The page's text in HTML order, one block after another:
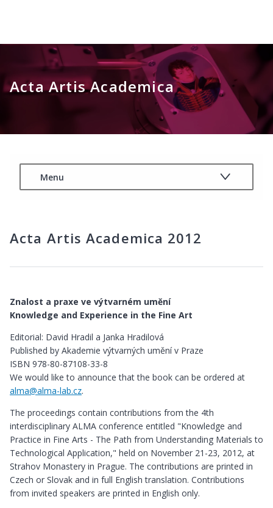
Acta Artis Academica 2012
Znalost a praxe ve výtvarném umění
Knowledge and Experience in the Fine Art
Editorial: David Hradil a Janka Hradilová
Published by Akademie výtvarných umění v Praze
ISBN 978-80-87108-33-8
We would like to announce that the book can be ordered at
alma@alma-lab.cz.
The proceedings contain contributions from the 4th
interdisciplinary ALMA conference entitled "Knowledge and
Practice in Fine Arts - The Path from Understanding Materials to
Technological Application," held on November 21-23, 2012, at
Strahov Monastery in Prague. The contributions are printed in
Czech or Slovak and in full English translation. Contributions
from invited speakers are printed in English only.